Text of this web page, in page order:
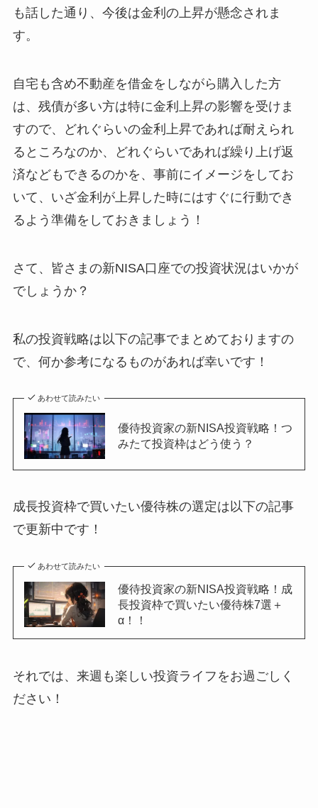
も話した通り、今後は金利の上昇が懸念されま
す。
自宅も含め不動産を借金をしながら購入した方
は、残債が多い方は特に金利上昇の影響を受けま
すので、どれぐらいの金利上昇であれば耐えられ
るところなのか、どれぐらいであれば繰り上げ返
済などもできるのかを、事前にイメージをしてお
いて、いざ金利が上昇した時にはすぐに行動でき
るよう準備をしておきましょう！
さて、皆さまの新NISA口座での投資状況はいかが
でしょうか？
私の投資戦略は以下の記事でまとめておりますの
で、何か参考になるものがあれば幸いです！
あわせて読みたい
優待投資家の新NISA投資戦略！つ
みたて投資枠はどう使う？
成長投資枠で買いたい優待株の選定は以下の記事
で更新中です！
あわせて読みたい
優待投資家の新NISA投資戦略！成
長投資枠で買いたい優待株7選＋
α！！
それでは、来週も楽しい投資ライフをお過ごしく
ださい！